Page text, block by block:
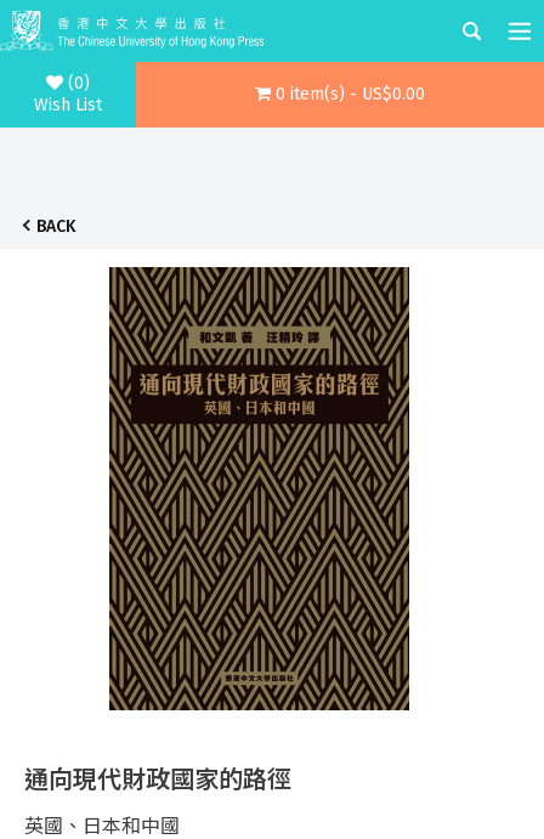
(0)
Wish List
0 item(s) - US$0.00
BACK
通向現代財政國家的路徑
英國、日本和中國